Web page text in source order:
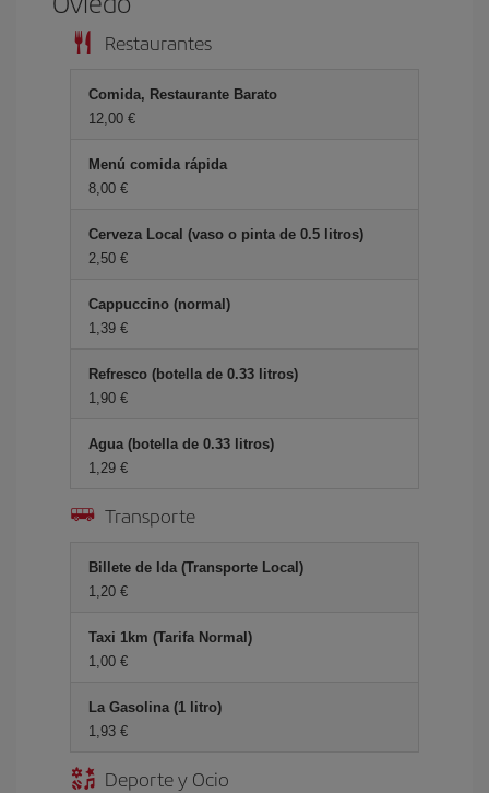
Restaurantes
Comida, Restaurante Barato
12,00 €
Menú comida rápida
8,00 €
Cerveza Local (vaso o pinta de 0.5 litros)
2,50 €
Cappuccino (normal)
1,39 €
Refresco (botella de 0.33 litros)
1,90 €
Agua (botella de 0.33 litros)
1,29 €
Transporte
Billete de Ida (Transporte Local)
1,20 €
Taxi 1km (Tarifa Normal)
1,00 €
La Gasolina (1 litro)
1,93 €
Deporte y Ocio